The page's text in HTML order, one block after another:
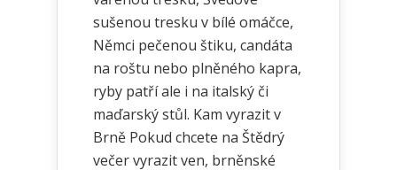
sušenou tresku v bílé omáčce,
Němci pečenou štiku, candáta
na roštu nebo plněného kapra,
ryby patří ale i na italský či
maďarský stůl. Kam vyrazit v
Brně Pokud chcete na Štědrý
večer vyrazit ven, brněnské